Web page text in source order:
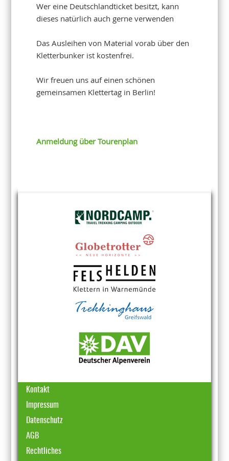
Wer eine Deutschlandticket besitzt, kann
dieses natürlich auch gerne verwenden
Das Ausleihen von Material vorab über den
Kletterbunker ist kostenfrei.
Wir freuen uns auf einen schönen
gemeinsamen Klettertag in Berlin!
Anmeldung über Tourenplan
Kontakt
Impressum
Datenschutz
AGB
Rechtliches